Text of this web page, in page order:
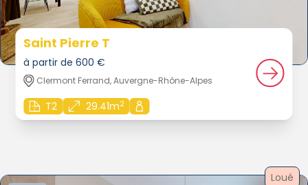
Saint Pierre T
à partir de 600 €
Clermont Ferrand, Auvergne-Rhône-Alpes
T2 29.41m2
Loué